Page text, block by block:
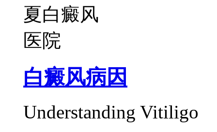
白癜风病因
Understanding Vitiligo